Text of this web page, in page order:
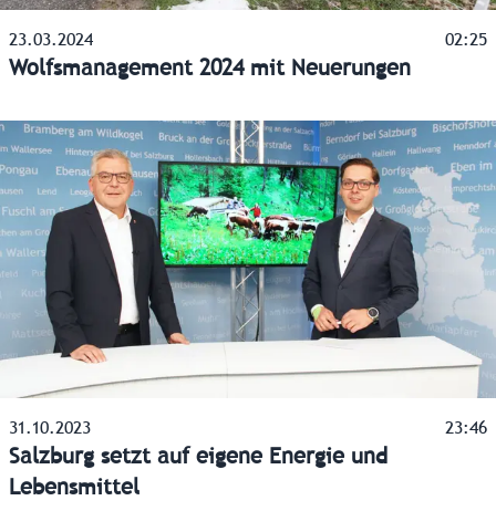
23.03.2024 02:25
Wolfsmanagement 2024 mit Neuerungen
31.10.2023 23:46
Salzburg setzt auf eigene Energie und
Lebensmittel